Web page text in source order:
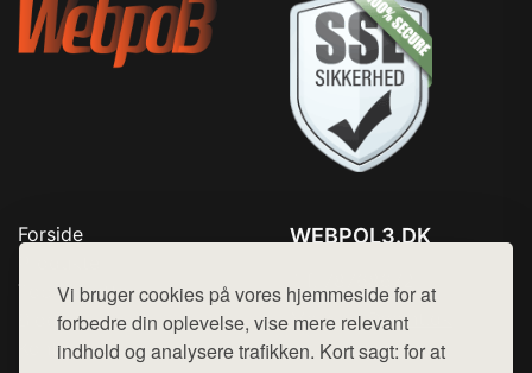
Vi bruger cookies på vores hjemmeside for at
forbedre din oplevelse, vise mere relevant
indhold og analysere trafikken. Kort sagt: for at
Forside
Top Rabatter
Blog
Kontakt
WEBPOL3.DK
Mail: hej@want.dk
Cookie- og privatlivspolitik